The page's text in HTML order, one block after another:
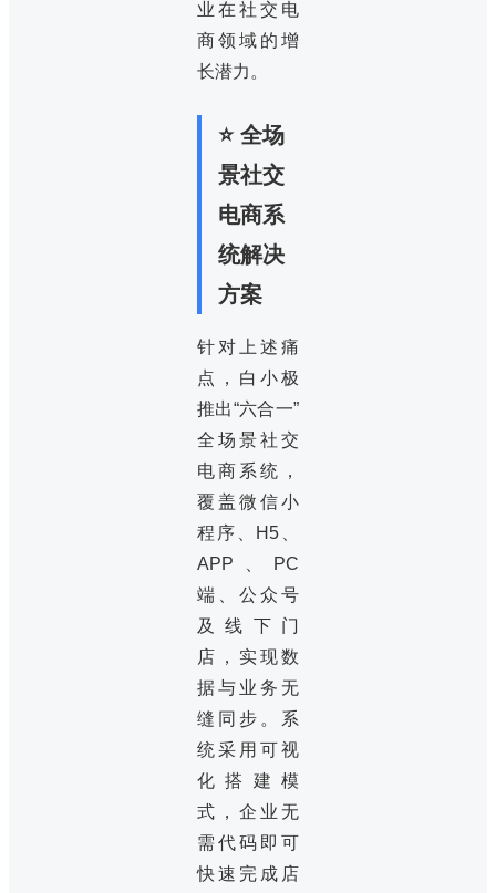
业在社交电
商领域的增
长潜力。
⭐ 全场
景社交
电商系
统解决
方案
针对上述痛
点，白小极
推出“六合一”
全场景社交
电商系统，
覆盖微信小
程序、H5、
APP、PC
端、公众号
及线下门
店，实现数
据与业务无
缝同步。系
统采用可视
化搭建模
式，企业无
需代码即可
快速完成店